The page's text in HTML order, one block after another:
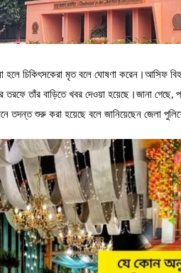
চিকিৎসকেরা মৃত বলে ঘোষণা করেন।আসিফ
তাঁর বাড়িতে খবর দেওয়া হয়েছে।জানা গেছে,
তদন্ত শুরু করা হয়েছে বলে জানিয়েছেন জেলা